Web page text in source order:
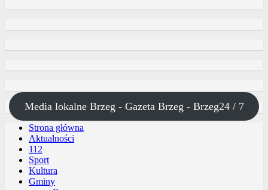
Media lokalne Brzeg - Gazeta Brzeg - Brzeg24 / 7
Strona główna
Aktualności
112
Sport
Kultura
Gminy